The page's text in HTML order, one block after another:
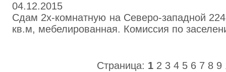
04.12.2015
Сдам 2х-комнатную на Северо-западной
кв.м, мебелированная. Комиссия по
Страница: 1 2 3 4 5 6 7 8 9